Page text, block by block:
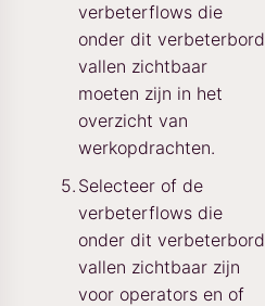
verbeterflows die
onder dit verbeterbord
vallen zichtbaar
moeten zijn in het
overzicht van
werkopdrachten.
Selecteer of de
verbeterflows die
onder dit verbeterbord
vallen zichtbaar zijn
voor operators en of